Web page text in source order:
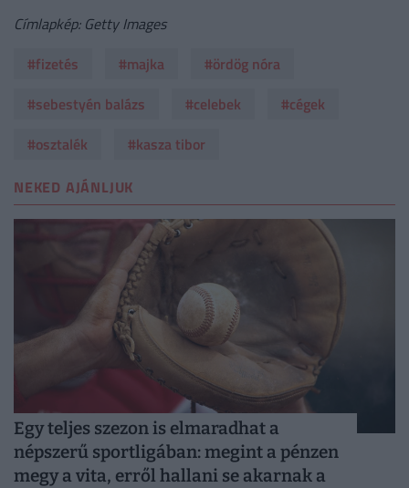
Címlapkép: Getty Images
#fizetés
#majka
#ördög nóra
#sebestyén balázs
#celebek
#cégek
#osztalék
#kasza tibor
NEKED AJÁNLJUK
Egy teljes szezon is elmaradhat a
népszerű sportligában: megint a pénzen
megy a vita, erről hallani se akarnak a